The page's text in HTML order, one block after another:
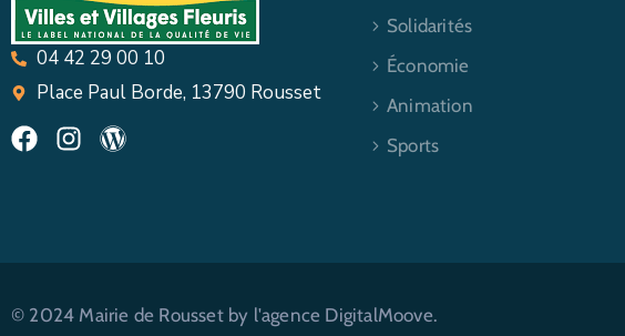
04 42 29 00 10
Place Paul Borde, 13790 Rousset
Solidarités
Économie
Animation
Sports
© 2024 Mairie de Rousset by l'agence DigitalMoove.